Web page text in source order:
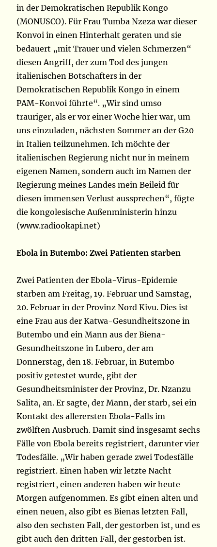
in der Demokratischen Republik Kongo
(MONUSCO). Für Frau Tumba Nzeza war dieser
Konvoi in einen Hinterhalt geraten und sie
bedauert „mit Trauer und vielen Schmerzen“
diesen Angriff, der zum Tod des jungen
italienischen Botschafters in der
Demokratischen Republik Kongo in einem
PAM-Konvoi führte“. „Wir sind umso
trauriger, als er vor einer Woche hier war, um
uns einzuladen, nächsten Sommer an der G20
in Italien teilzunehmen. Ich möchte der
italienischen Regierung nicht nur in meinem
eigenen Namen, sondern auch im Namen der
Regierung meines Landes mein Beileid für
diesen immensen Verlust aussprechen“, fügte
die kongolesische Außenministerin hinzu
(www.radiookapi.net)
Ebola in Butembo: Zwei Patienten starben
Zwei Patienten der Ebola-Virus-Epidemie
starben am Freitag, 19. Februar und Samstag,
20. Februar in der Provinz Nord Kivu. Dies ist
eine Frau aus der Katwa-Gesundheitszone in
Butembo und ein Mann aus der Biena-
Gesundheitszone in Lubero, der am
Donnerstag, den 18. Februar, in Butembo
positiv getestet wurde, gibt der
Gesundheitsminister der Provinz, Dr. Nzanzu
Salita, an. Er sagte, der Mann, der starb, sei ein
Kontakt des allerersten Ebola-Falls im
zwölften Ausbruch. Damit sind insgesamt sechs
Fälle von Ebola bereits registriert, darunter vier
Todesfälle. „Wir haben gerade zwei Todesfälle
registriert. Einen haben wir letzte Nacht
registriert, einen anderen haben wir heute
Morgen aufgenommen. Es gibt einen alten und
einen neuen, also gibt es Bienas letzten Fall,
also den sechsten Fall, der gestorben ist, und es
gibt auch den dritten Fall, der gestorben ist.